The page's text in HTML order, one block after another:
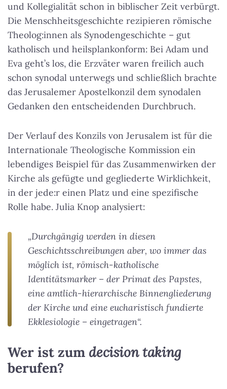
und Kollegialität schon in biblischer Zeit verbürgt.
Die Menschheitsgeschichte rezipieren römische
Theolog:innen als Synodengeschichte – gut
katholisch und heilsplankonform: Bei Adam und
Eva geht’s los, die Erzväter waren freilich auch
schon synodal unterwegs und schließlich brachte
das Jerusalemer Apostelkonzil dem synodalen
Gedanken den entscheidenden Durchbruch.
Der Verlauf des Konzils von Jerusalem ist für die
Internationale Theologische Kommission ein
lebendiges Beispiel für das Zusammenwirken der
Kirche als gefügte und gegliederte Wirklichkeit,
in der jede:r einen Platz und eine spezifische
Rolle habe. Julia Knop analysiert:
„Durchgängig werden in diesen
Geschichtsschreibungen aber, wo immer das
möglich ist, römisch-katholische
Identitätsmarker – der Primat des Papstes,
eine amtlich-hierarchische Binnengliederung
der Kirche und eine eucharistisch fundierte
Ekklesiologie – eingetragen“.
Wer ist zum decision taking
berufen?